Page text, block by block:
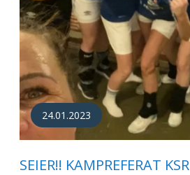
24.01.2023
SEIER!! KAMPREFERAT KSR